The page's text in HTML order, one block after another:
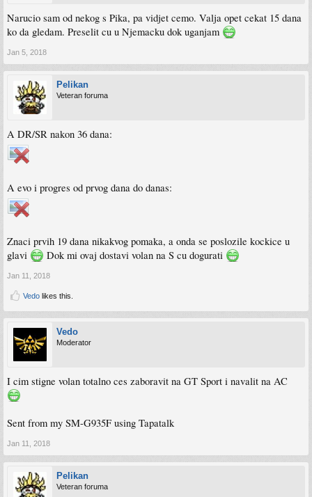
Narucio sam od nekog s Pika, pa vidjet cemo. Valja opet cekat 15 dana
ko da gledam. Preselit cu u Njemacku dok uganjam
Jan 5, 2018
Pelikan
Veteran foruma
A DR/SR nakon 36 dana:
A evo i progres od prvog dana do danas:
Znaci prvih 19 dana nikakvog pomaka, a onda se poslozile kockice u
glavi
Dok mi ovaj dostavi volan na S cu dogurati
Jan 11, 2018
Vedo likes this.
Vedo
Moderator
I cim stigne volan totalno ces zaboravit na GT Sport i navalit na AC
Sent from my SM-G935F using Tapatalk
Jan 11, 2018
Pelikan
Veteran foruma